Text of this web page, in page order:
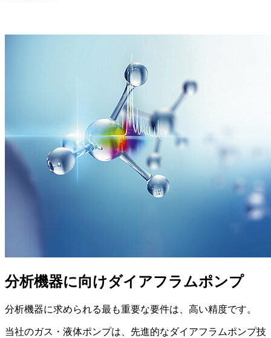
分析機器に向けダイアフラムポンプ
分析機器に求められる最も重要な要件は、高い精度です。
当社のガス・液体ポンプは、先進的なダイアフラムポンプ技